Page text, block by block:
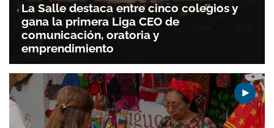
La Salle destaca entre cinco colegios y
gana la primera Liga CEO de
comunicación, oratoria y
emprendimiento